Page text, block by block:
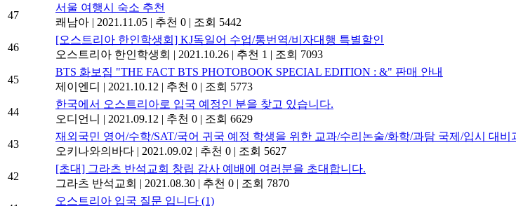
47
서울 여행시 숙소 추천
쾌남아 | 2021.11.05 | 추천 0 | 조회 5442
46
[오스트리아 한인학생회] KJ독일어 수업/통번역/비자대행 특별할인
오스트리아 한인학생회 | 2021.10.26 | 추천 1 | 조회 7093
45
BTS 화보집 "THE FACT BTS PHOTOBOOK SPECIAL EDITION : &" 판매 안내
제이엔디 | 2021.10.12 | 추천 0 | 조회 5773
44
한국에서 오스트리아로 입국 예정인 분을 찾고 있습니다.
오디언니 | 2021.09.12 | 추천 0 | 조회 6629
43
재외국민 영어/수학/SAT/국어 귀국 예정 학생을 위한 교과/수리논술/화학/과탐 국제/입시 대비
오키나와의바다 | 2021.09.02 | 추천 0 | 조회 5627
42
[초대] 그라츠 반석교회 창립 감사 예배에 여러분을 초대합니다.
그라츠 반석교회 | 2021.08.30 | 추천 0 | 조회 7870
오스트리아 입국 질문 입니다 (1)